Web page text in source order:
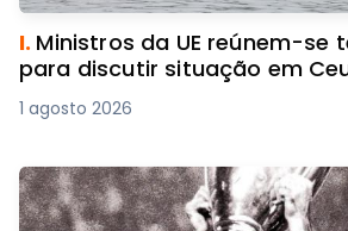
I. Ministros da UE reúnem-se
para discutir situação em
1 agosto 2026